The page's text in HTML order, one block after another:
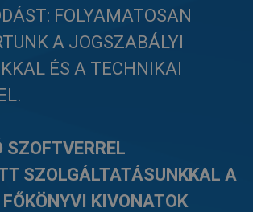
FOLYAMATOSAN
A JOGSZABÁLYI
ÉS A TECHNIKAI
SZOLGÁLTATÁSUNKKAL A
KIVONATOK